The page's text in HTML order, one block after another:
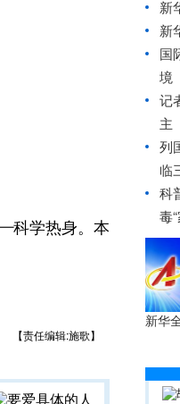
科学热身。本
【责任编辑:施歌】
新
新
国
境
记
主
列
临
科
毒
新华